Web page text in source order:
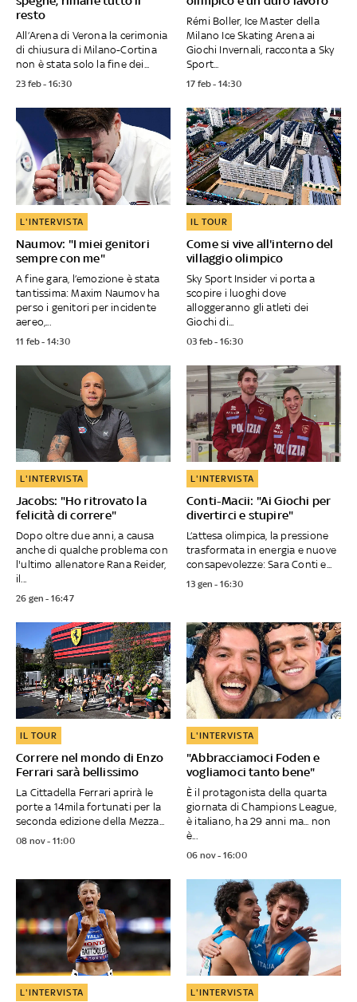
resto
All’Arena di Verona la cerimonia
di chiusura di Milano-Cortina
non è stata solo la fine dei...
23 feb - 16:30
Rémi Boller, Ice Master della
Milano Ice Skating Arena ai
Giochi Invernali, racconta a Sky
Sport...
17 feb - 14:30
Naumov: "I miei genitori
sempre con me"
L'INTERVISTA
A fine gara, l’emozione è stata
tantissima: Maxim Naumov ha
perso i genitori per incidente
aereo,...
11 feb - 14:30
Come si vive all'interno del
villaggio olimpico
IL TOUR
Sky Sport Insider vi porta a
scopire i luoghi dove
alloggeranno gli atleti dei
Giochi di...
03 feb - 16:30
Jacobs: "Ho ritrovato la
felicità di correre"
L'INTERVISTA
Dopo oltre due anni, a causa
anche di qualche problema con
l'ultimo allenatore Rana Reider,
il...
26 gen - 16:47
Conti-Macii: "Ai Giochi per
divertirci e stupire"
L'INTERVISTA
L’attesa olimpica, la pressione
trasformata in energia e nuove
consapevolezze: Sara Conti e...
13 gen - 16:30
Correre nel mondo di Enzo
Ferrari sarà bellissimo
IL TOUR
La Cittadella Ferrari aprirà le
porte a 14mila fortunati per la
seconda edizione della Mezza...
08 nov - 11:00
"Abbracciamoci Foden e
vogliamoci tanto bene"
L'INTERVISTA
È il protagonista della quarta
giornata di Champions League,
è italiano, ha 29 anni ma... non
è...
06 nov - 16:00
L'INTERVISTA L'INTERVISTA